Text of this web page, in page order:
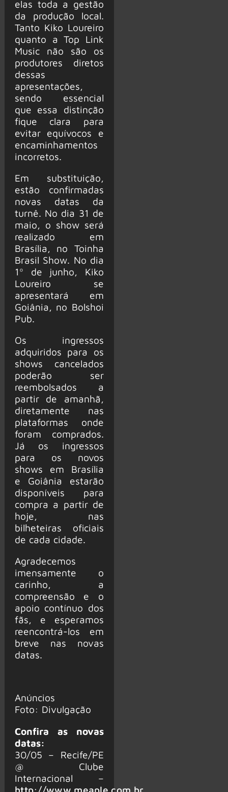
elas toda a gestão
da produção local.
Tanto Kiko Loureiro
quanto a Top Link
Music não são os
produtores diretos
dessas
apresentações,
sendo essencial
que essa distinção
fique clara para
evitar equívocos e
encaminhamentos
incorretos.
Em substituição,
estão confirmadas
novas datas da
turnê. No dia 31 de
maio, o show será
realizado em
Brasília, no Toinha
Brasil Show. No dia
1º de junho, Kiko
Loureiro se
apresentará em
Goiânia, no Bolshoi
Pub.
Os ingressos
adquiridos para os
shows cancelados
poderão ser
reembolsados a
partir de amanhã,
diretamente nas
plataformas onde
foram comprados.
Já os ingressos
para os novos
shows em Brasília
e Goiânia estarão
disponíveis para
compra a partir de
hoje, nas
bilheteiras oficiais
de cada cidade.
Agradecemos
imensamente o
carinho, a
compreensão e o
apoio contínuo dos
fãs, e esperamos
reencontrá-los em
breve nas novas
datas.
Anúncios
Foto: Divulgação
Confira as novas
datas:
30/05 – Recife/PE
@ Clube
Internacional –
http://www.meaple.com.br